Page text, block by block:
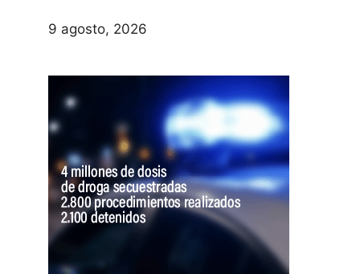
9 agosto, 2026